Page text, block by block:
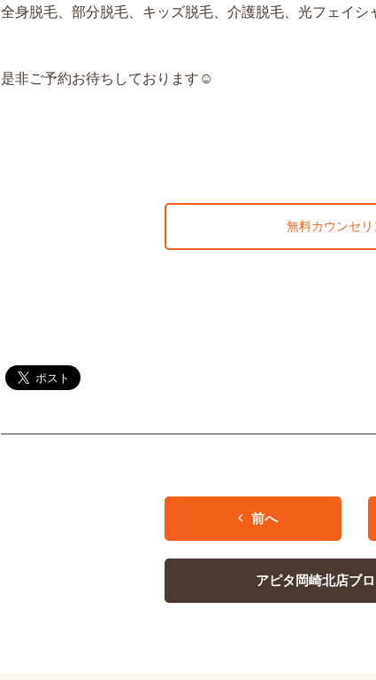
全身脱毛、部分脱毛、キッズ脱毛、介護脱毛、光フェイ
是非ご予約お待ちしております☺
無料カウンセリ
前へ
アピタ岡崎北店ブ